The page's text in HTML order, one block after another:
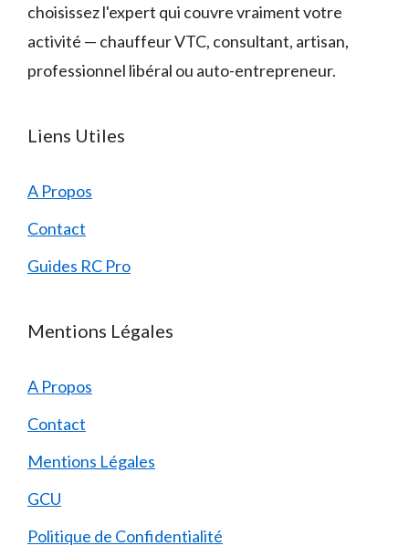
choisissez l'expert qui couvre vraiment votre
activité — chauffeur VTC, consultant, artisan,
professionnel libéral ou auto-entrepreneur.
Liens Utiles
A Propos
Contact
Guides RC Pro
Mentions Légales
A Propos
Contact
Mentions Légales
GCU
Politique de Confidentialité